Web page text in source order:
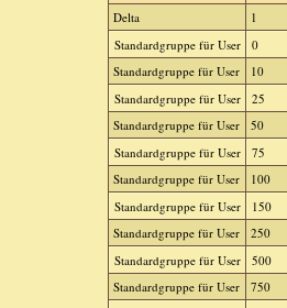
Delta
1
Standardgruppe für User
0
Standardgruppe für User
10
Standardgruppe für User
25
Standardgruppe für User
50
Standardgruppe für User
75
Standardgruppe für User
100
Standardgruppe für User
150
Standardgruppe für User
250
Standardgruppe für User
500
Standardgruppe für User
750